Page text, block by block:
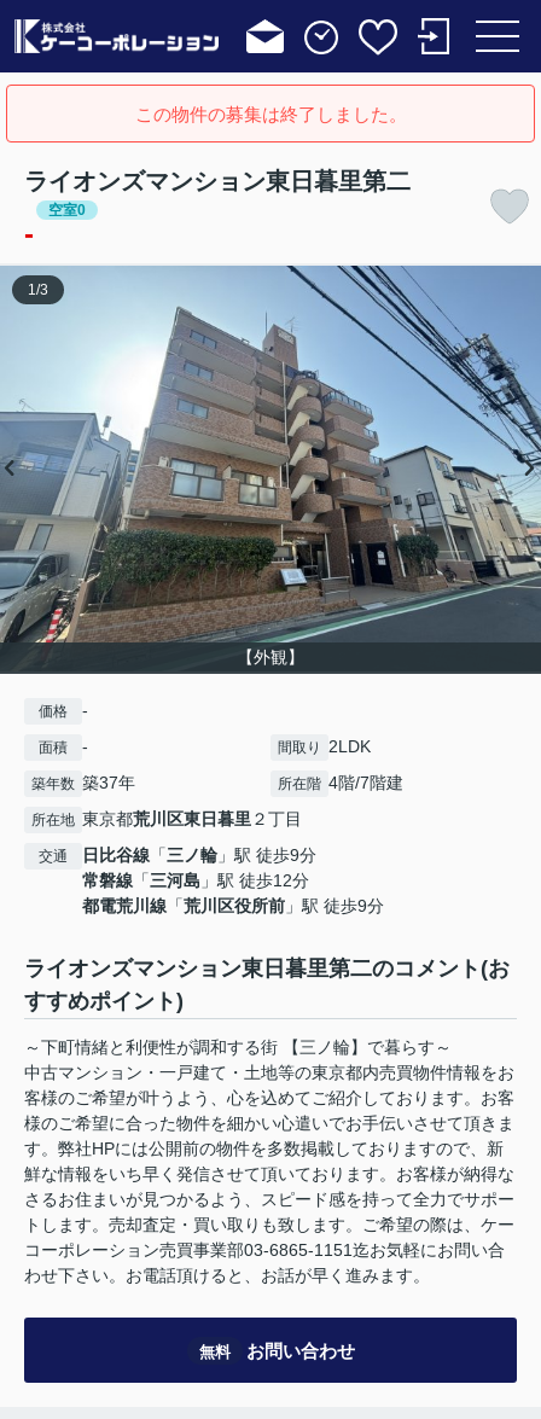
この物件の募集は終了しました。
ライオンズマンション東日暮里第二
空室0
-
【外観】
1 /3
価格 -
面積 - 間取り 2LDK
築年数 築37年 所在階 4階/7階建
所在地 東京都荒川区東日暮里 ２丁目
交通 日比谷線 「三ノ輪 」駅 徒歩9分
常磐線 「三河島 」駅 徒歩12分
都電荒川線 「荒川区役所前 」駅 徒歩9分
ライオンズマンション東日暮里第二のコメント(お
すすめポイント)
～下町情緒と利便性が調和する街 【三ノ輪】で暮らす～
中古マンション・一戸建て・土地等の東京都内売買物件情報をお
客様のご希望が叶うよう、心を込めてご紹介しております。お客
様のご希望に合った物件を細かい心遣いでお手伝いさせて頂きま
す。弊社HPには公開前の物件を多数掲載しておりますので、新
鮮な情報をいち早く発信させて頂いております。お客様が納得な
さるお住まいが見つかるよう、スピード感を持って全力でサポー
トします。売却査定・買い取りも致します。ご希望の際は、ケー
コーポレーション売買事業部03-6865-1151迄お気軽にお問い合
わせ下さい。お電話頂けると、お話が早く進みます。
無料 お問い合わせ